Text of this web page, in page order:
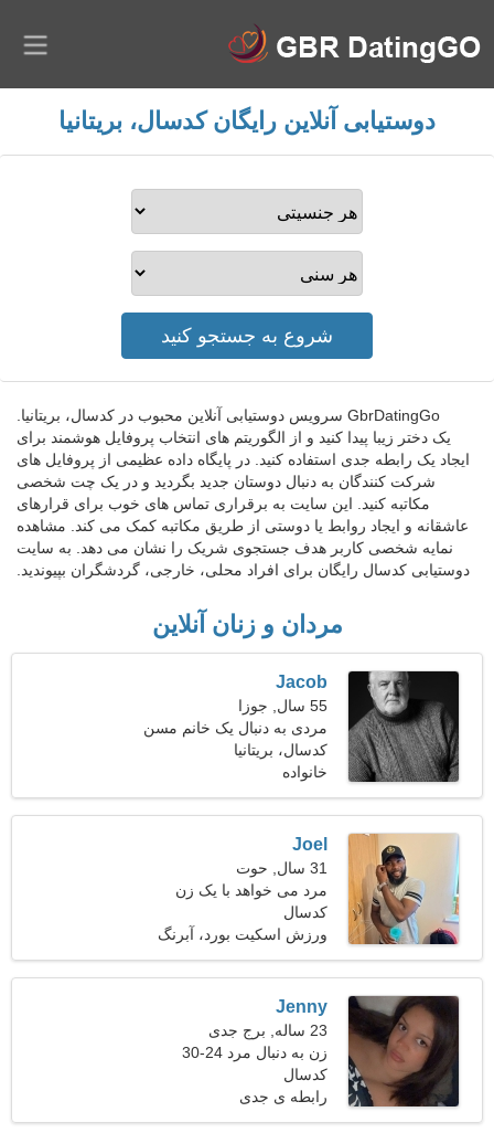
دوستیابی آنلاین رایگان کدسال، بریتانیا
GbrDatingGo سرویس دوستیابی آنلاین محبوب در کدسال، بریتانیا.
یک دختر زیبا پیدا کنید و از الگوریتم های انتخاب پروفایل هوشمند برای
ایجاد یک رابطه جدی استفاده کنید. در پایگاه داده عظیمی از پروفایل های
شرکت کنندگان به دنبال دوستان جدید بگردید و در یک چت شخصی
مکاتبه کنید. این سایت به برقراری تماس های خوب برای قرارهای
عاشقانه و ایجاد روابط یا دوستی از طریق مکاتبه کمک می کند. مشاهده
نمایه شخصی کاربر هدف جستجوی شریک را نشان می دهد. به سایت
دوستیابی کدسال رایگان برای افراد محلی، خارجی، گردشگران بپیوندید.
مردان و زنان آنلاین
Jacob
55 سال, جوزا
مردی به دنبال یک خانم مسن
کدسال، بریتانیا
خانواده
Joel
31 سال, حوت
مرد می خواهد با یک زن
ملاقات کند
کدسال
ورزش اسکیت بورد، آبرنگ
Jenny
23 ساله, برج جدی
زن به دنبال مرد 24-30
کدسال
رابطه ی جدی